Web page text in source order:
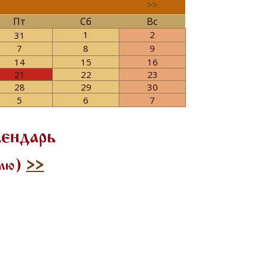
>>
Пт
Сб Вс
31 1
2
7
8
9
14
15
16
21
22
23
28
29
30
5
6 7
>>